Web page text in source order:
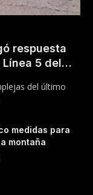
respuesta
5 del
del último
medidas para
montaña